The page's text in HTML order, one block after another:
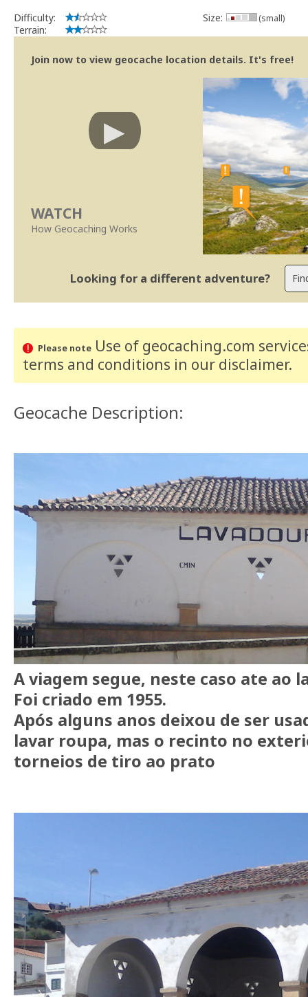
Community Volunteer Reviewer
Centro de Ajuda
Trabalhar com o Revisor
Revisões mais rápidas
Linhas Orientação| Políticas Regionais - Portugal
Difficulty:
Terrain:
Size: (small)
Join now to view geocache location details. It's free!
WATCH
How Geocaching Works
Looking for a different adventure?
Please noteUse of geocaching.com
terms and conditions in our disclaimer.
Geocache Description:
A viagem segue, neste caso ate ao
Foi criado em 1955.
Após alguns anos deixou de ser
lavar roupa, mas o recinto no
torneios de tiro ao prato